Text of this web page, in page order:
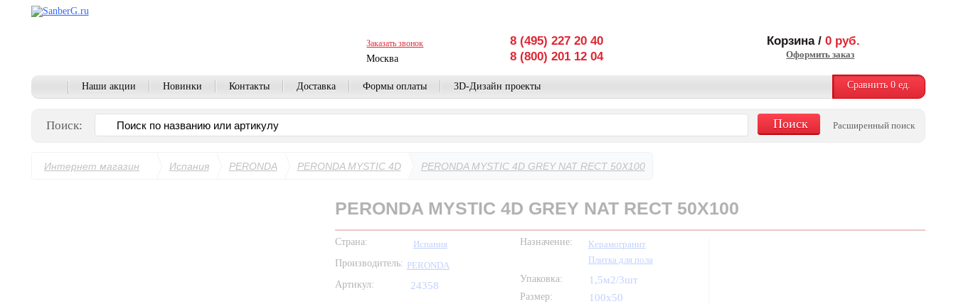
Заказать звонок
Москва
8 (495) 227 20 40
8 (800) 201 12 04
Корзина /0 руб.
Оформить заказ
Наши акции Новинки Контакты Доставка Формы оплаты 3D-Дизайн проекты Сравнить 0ед.
Поиск: Расширенный поиск
Интернет магазин Испания PERONDA PERONDA MYSTIC 4D PERONDA MYSTIC 4D GREY NAT RECT 50X100
PERONDA MYSTIC 4D GREY NAT RECT 50X100
Страна:
Испания
Производитель: PERONDA
Артикул:
24358
Назначение:
Керамогранит
Плитка для пола
Упаковка:
1,5м2/3шт
Размер: 100x50